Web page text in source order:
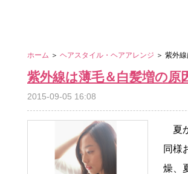
ホーム ＞ ヘアスタイル・ヘアアレンジ ＞ 紫外
紫外線は薄毛＆白髪増の
2015-09-05 16:08
夏
同様
燥、